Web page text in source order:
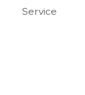
Service